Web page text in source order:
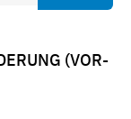
(VOR-